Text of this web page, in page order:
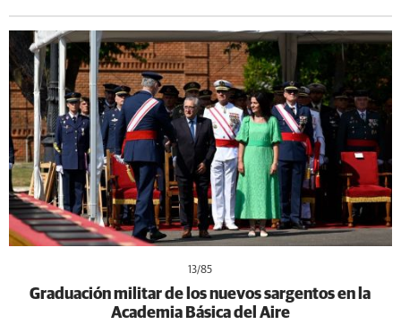
13/85
Graduación militar de los nuevos sargentos en la
Academia Básica del Aire